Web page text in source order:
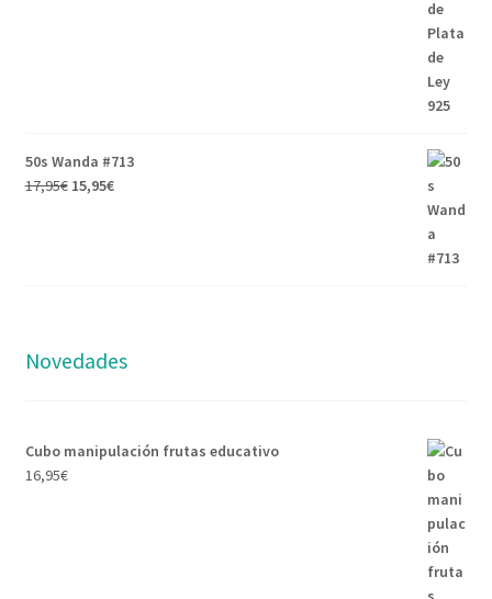
50s Wanda #713
17,95€ 15,95€
Novedades
Cubo manipulación frutas educativo
16,95€